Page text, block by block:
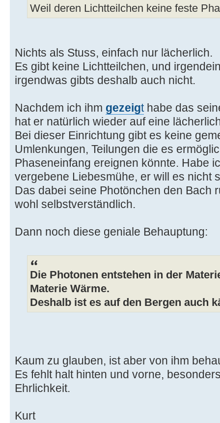
Weil deren Lichtteilchen keine feste
Nichts als Stuss, einfach nur lächerlich.
Es gibt keine Lichtteilchen, und
irgendwas gibts deshalb auch nicht.
Nachdem ich ihm gezeigthabe das
hat er natürlich wieder auf eine
Bei dieser Einrichtung gibt es keine
Umlenkungen, Teilungen die es
Phaseneinfang ereignen könnte. Habe
vergebene Liebesmühe, er will es nicht
Das dabei seine Photönchen den Bach
wohl selbstverständlich.
Dann noch diese geniale Behauptung:
Die Photonen entstehen in der
Materie Wärme.
Deshalb ist es auf den Bergen auch
Kaum zu glauben, ist aber von ihm
Es fehlt halt hinten und vorne,
Ehrlichkeit.
Kurt